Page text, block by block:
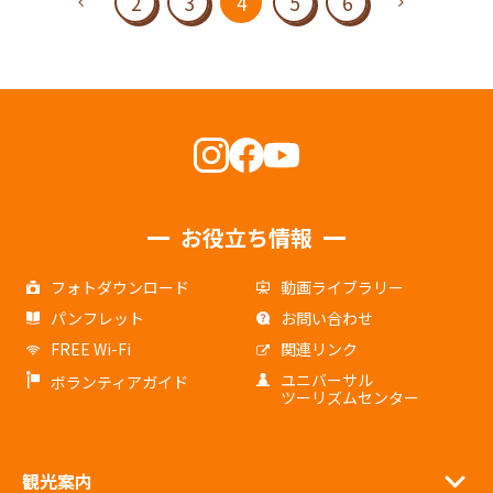
お役立ち情報
フォトダウンロード
動画ライブラリー
パンフレット
お問い合わせ
FREE Wi-Fi
関連リンク
ボランティアガイド
ユニバーサル
ツーリズムセンター
観光案内